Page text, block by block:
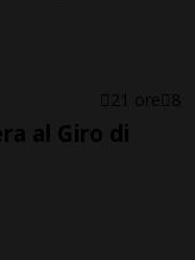
21 ore 8
al Giro di